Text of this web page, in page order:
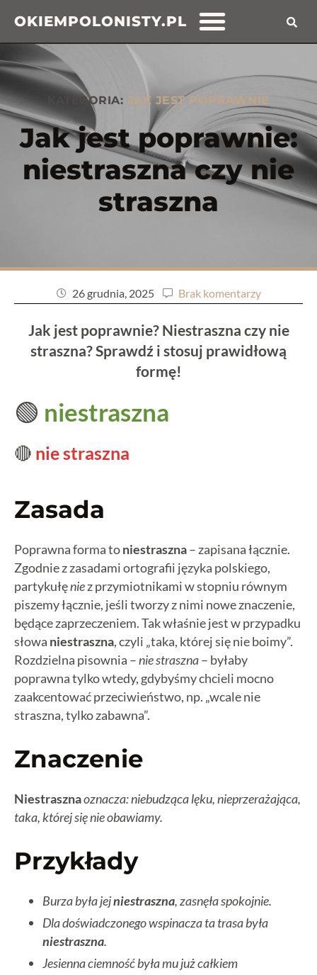
OKIEMPOLONISTY.PL
KATEGORIA: JAK JEST POPRAWNIE
Jak jest poprawnie:
niestraszna czy nie
straszna
26 grudnia, 2025 Brak komentarzy
Jak jest poprawnie? Niestraszna czy nie
straszna? Sprawdź i stosuj prawidłową
formę!
🟢 niestraszna
🔴 nie straszna
Zasada
Poprawna forma toniestraszna– zapisana łącznie.
Zgodnie z zasadami ortografii języka polskiego,
partykułęniez przymiotnikami w stopniu równym
piszemy łącznie, jeśli tworzy z nimi nowe znaczenie,
będące zaprzeczeniem. Tak właśnie jest w przypadku
słowa niestraszna, czyli „taka, której się nie boimy”.
Rozdzielna pisownia –nie straszna– byłaby
poprawna tylko wtedy, gdybyśmy chcieli mocno
zaakcentować przeciwieństwo, np. „wcale nie
straszna, tylko zabawna”.
Znaczenie
Niestrasznaoznacza: niebudząca lęku, nieprzerażająca,
taka, której się nie obawiamy.
Przykłady
Burza była jejniestraszna, zasnęła spokojnie.
Dla doświadczonego wspinacza ta trasa była
niestraszna.
Jesienna ciemność była mu już całkiem